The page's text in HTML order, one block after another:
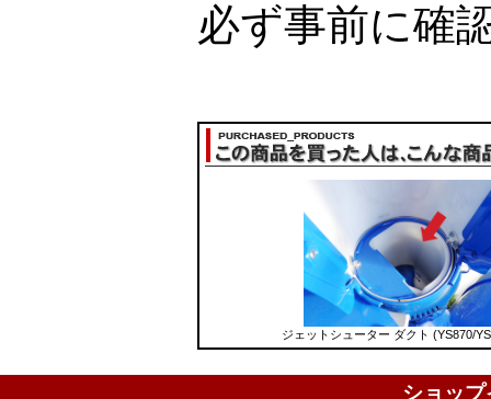
必ず事前に確
ジェットシューター ダクト (YS870/
ショッ